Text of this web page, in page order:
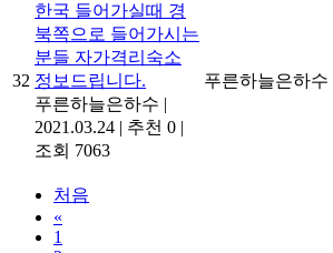
32
한국 들어가실때 경
북쪽으로 들어가시는
분들 자가격리숙소
정보드립니다.
푸른하늘은하수 |
2021.03.24 | 추천 0 |
조회 7063
푸른하늘은하수
처음
«
1